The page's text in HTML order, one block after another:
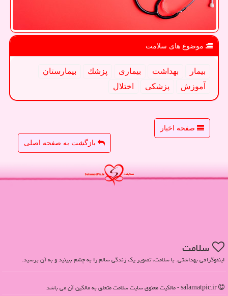
موضوع های سلامت
بیمار بهداشت بیماری پزشك
بیمارستان
آموزش
پزشكی اختلال
صفحه اخبار
بازگشت به صفحه اصلی
سلامت
اینفوگرافی بهداشتی. با سلامت، تصویر یک زندگی سالم را به چشم ببینید و به آن برسید.